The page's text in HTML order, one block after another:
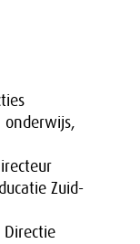
onderwijs,
Zuid-